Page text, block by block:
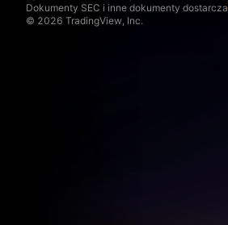
Dokumenty SEC i inne dokumenty dostarcza
© 2026 TradingView, Inc.